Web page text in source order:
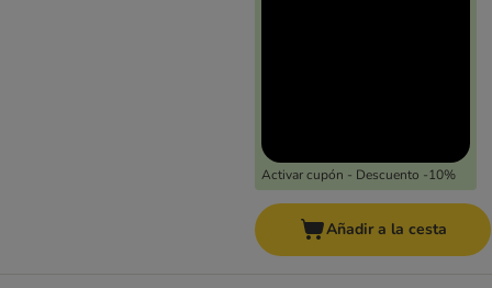
Activar cupón - Descuento -10%
Añadir a la cesta